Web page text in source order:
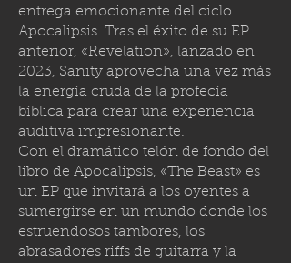
entrega emocionante del ciclo
Apocalipsis. Tras el éxito de su EP
anterior, «Revelation», lanzado en
2023, Sanity aprovecha una vez más
la energía cruda de la profecía
bíblica para crear una experiencia
auditiva impresionante.
Con el dramático telón de fondo del
libro de Apocalipsis, «The Beast» es
un EP que invitará a los oyentes a
sumergirse en un mundo donde los
estruendosos tambores, los
abrasadores riffs de guitarra y la